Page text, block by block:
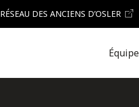
RÉSEAU DES ANCIENS D’OSLER
Équipe